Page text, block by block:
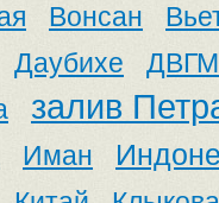
Вонсан
Даубихе
залив
Иман